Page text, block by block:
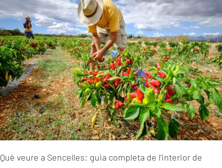
Què veure a Sencelles: guia completa de l’interior de